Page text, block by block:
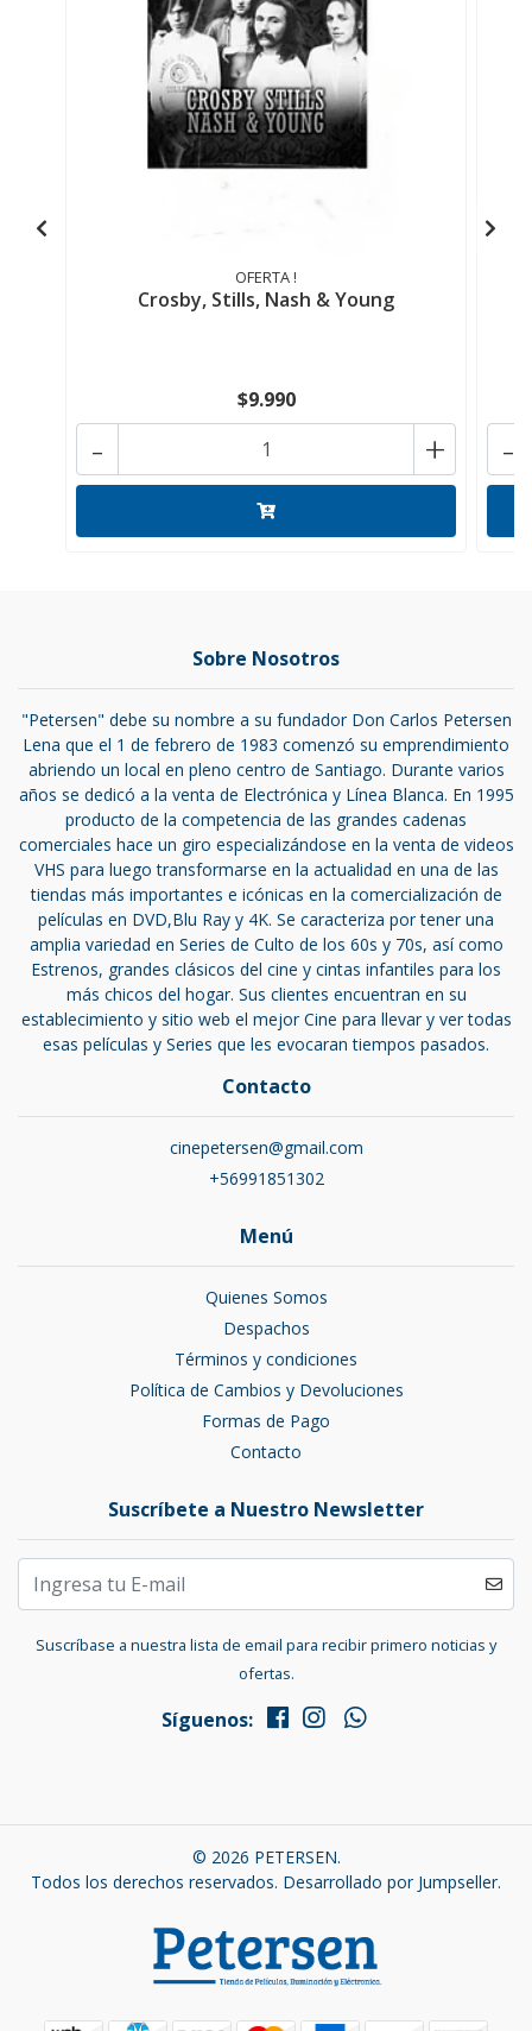
OFERTA !
Crosby, Stills, Nash & Young
$9.990
+
- -
Sobre Nosotros
"Petersen" debe su nombre a su fundador Don Carlos Petersen
Lena que el 1 de febrero de 1983 comenzó su emprendimiento
abriendo un local en pleno centro de Santiago. Durante varios
años se dedicó a la venta de Electrónica y Línea Blanca. En 1995
producto de la competencia de las grandes cadenas
comerciales hace un giro especializándose en la venta de videos
VHS para luego transformarse en la actualidad en una de las
tiendas más importantes e icónicas en la comercialización de
películas en DVD,Blu Ray y 4K. Se caracteriza por tener una
amplia variedad en Series de Culto de los 60s y 70s, así como
Estrenos, grandes clásicos del cine y cintas infantiles para los
más chicos del hogar. Sus clientes encuentran en su
establecimiento y sitio web el mejor Cine para llevar y ver todas
esas películas y Series que les evocaran tiempos pasados.
Contacto
cinepetersen@gmail.com
+56991851302
Menú
Quienes Somos
Despachos
Términos y condiciones
Política de Cambios y Devoluciones
Formas de Pago
Contacto
Suscríbete a Nuestro Newsletter
Suscríbase a nuestra lista de email para recibir primero noticias y
ofertas.
Síguenos:
© 2026 PETERSEN.
Todos los derechos reservados. Desarrollado por Jumpseller.